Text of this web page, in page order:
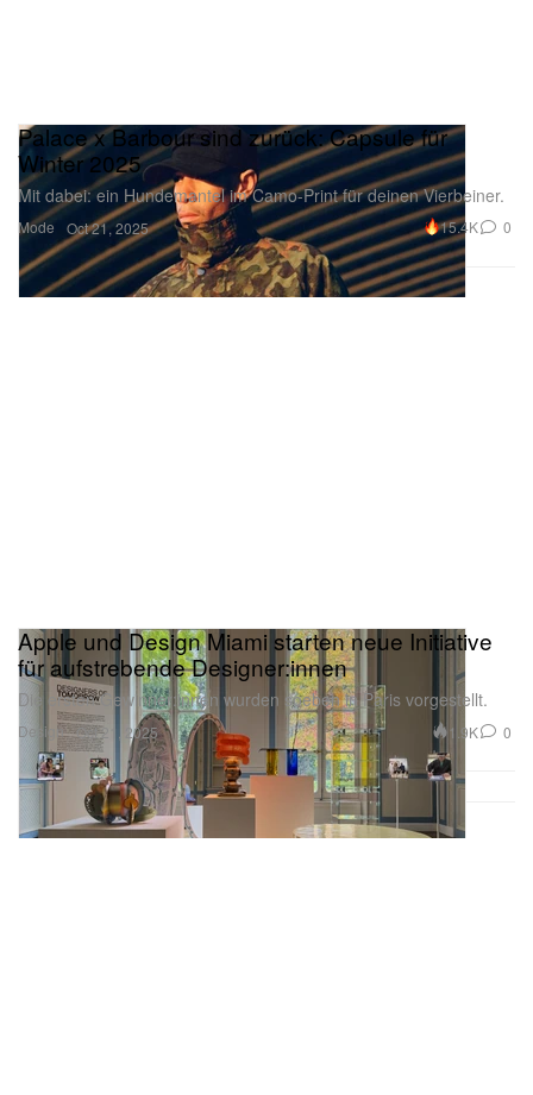
Mode
Palace x Barbour sind zurück: Capsule für
Winter 2025
Mit dabei: ein Hundemantel im Camo-Print für deinen Vierbeiner.
Oct 21, 2025 15.4K 0
Design
Apple und Design Miami starten neue Initiative
für aufstrebende Designer:innen
Die ersten Gewinner:innen wurden soeben in Paris vorgestellt.
Oct 21, 2025 1.9K 0